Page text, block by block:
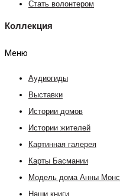
Стать волонтером
Коллекция
Меню
Аудиогиды
Выставки
Истории домов
Истории жителей
Картинная галерея
Карты Басмании
Модель дома Анны Монс